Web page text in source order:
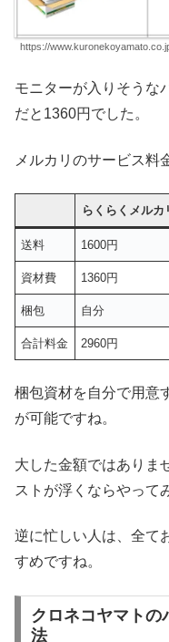
https://
モニターが入りそうな
だと1360円でした。
メルカリのサービス料
らくらくメルカ
送料 1600円
資材費 1360円
梱包 自分
合計料金 2960円
梱包資材を自分で用意
が可能ですね。
大した金額ではありま
ストが浮くならやって
逆に忙しい人は、全て
すめですね。
クロネコヤマトの
法